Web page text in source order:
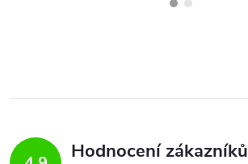
Hodnocení zákazníků